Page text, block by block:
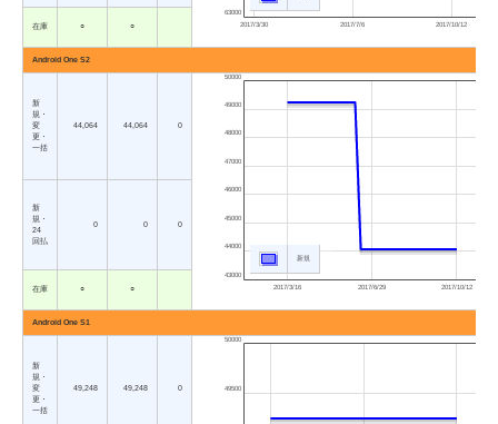
2017/3/30 2017/7/6 2017/10/12
63000
在庫 ○ ○
Android One S2
新
規・
変
更・
一括
44,064 44,064 0
2017/3/16 2017/6/29 2017/10/12
43000
44000
45000
46000
47000
48000
49000
50000
新規
新
規・
24
回払
0 0 0
在庫 ○ ○
Android One S1
新
規・
変
更・
一括
49,248 49,248 0 49500
50000